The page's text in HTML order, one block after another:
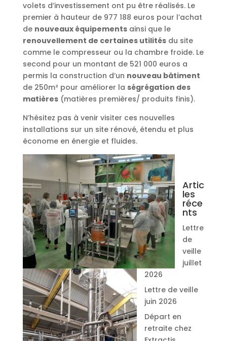
volets d’investissement ont pu être réalisés. Le
premier à hauteur de 977 188 euros pour l’achat
de nouveaux équipementsainsi que le
renouvellement de certaines utilitésdu site
comme le compresseur ou la chambre froide. Le
second pour un montant de 521 000 euros a
permis la construction d’un nouveau bâtiment
de 250m² pour améliorer la ségrégation des
matières(matières premières/ produits finis).
N’hésitez pas à venir visiter ces nouvelles
installations sur un site rénové, étendu et plus
économe en énergie et fluides.
Artic
les
réce
nts
Lettre
de
veille
juillet
2026
Lettre de veille
juin 2026
Départ en
retraite chez